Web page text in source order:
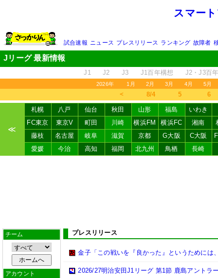
スマー
試合速報 ニュース プレスリリース ランキング 故障者
Jリーグ 最新情報
J1 J2 J3 J1百年構想 J2・J3百
2026年 1月 2月 3月 4月 5月
＜ 8/4 5 6
≪
札幌 八戸 仙台 秋田 山形 福島
いわき
FC東京
東京V 町田 川崎 横浜FM 横浜FC 湘南
藤枝
名古屋 岐阜 滋賀 京都 G大阪 C大阪
愛媛
今治 高知 福岡 北九州 鳥栖 長崎
チーム
アカウント
プレスリリース
金子「この戦いを『良かった』というためには
2026/27明治安田J1リーグ 第1節 鹿島アントラ